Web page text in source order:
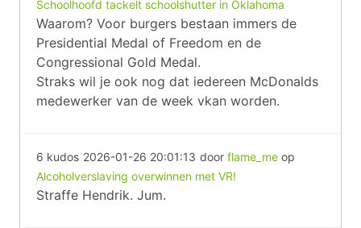
Schoolhoofd tackelt schoolshutter in Oklahoma
Waarom? Voor burgers bestaan immers de
Presidential Medal of Freedom en de
Congressional Gold Medal.
Straks wil je ook nog dat iedereen McDonalds
medewerker van de week vkan worden.
6 kudos 2026-01-26 20:01:13 door flame_me op
Alcoholverslaving overwinnen met VR!
Straffe Hendrik. Jum.